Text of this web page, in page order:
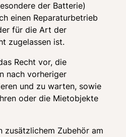
der Batterie)
einen Reparaturbetrieb
für die Art der
zugelassen ist.
Recht vor, die
nach vorheriger
und zu warten, sowie
oder die Mietobjekte
zusätzlichem Zubehör am